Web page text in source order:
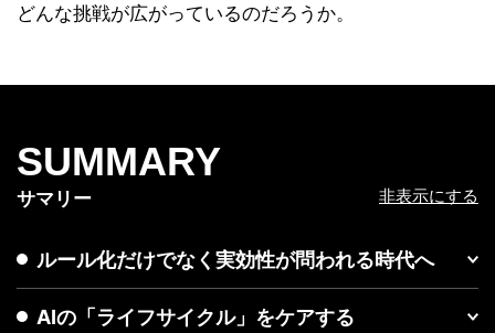
どんな挑戦が広がっているのだろうか。
SUMMARY
サマリー 非表示にする
ルール化だけでなく実効性が問われる時代へ
AIの「ライフサイクル」をケアする